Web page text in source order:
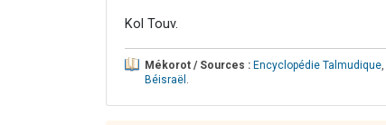
Kol Touv.
Mékorot / Sources : Encyclopédie Talmudique
Béisraël